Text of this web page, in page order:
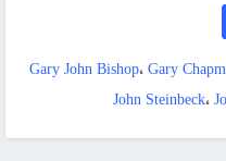
Gary John Bishop، Gary
John Steinbeck،